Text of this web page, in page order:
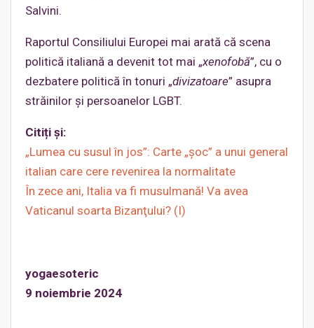
Salvini.
Raportul Consiliului Europei mai arată că scena
politică italiană a devenit tot mai „xenofobă”, cu o
dezbatere politică în tonuri „divizatoare” asupra
străinilor și persoanelor LGBT.
Citiți și:
„Lumea cu susul în jos”: Carte „șoc” a unui general
italian care cere revenirea la normalitate
În zece ani, Italia va fi musulmană! Va avea
Vaticanul soarta Bizanţului? (I)
yogaesoteric
9 noiembrie 2024